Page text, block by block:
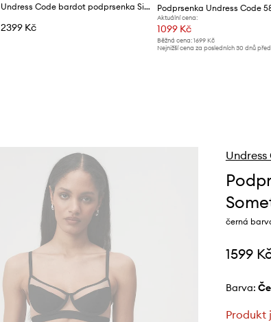
Undress Code bardot podprsenka Siren Call
2399 Kč
Aktuální cena:
1099 Kč
Běžná cena: 1699 Kč
Nejnižší cena za posledních 30 dnů
černá
1599
Barva:
Produkt